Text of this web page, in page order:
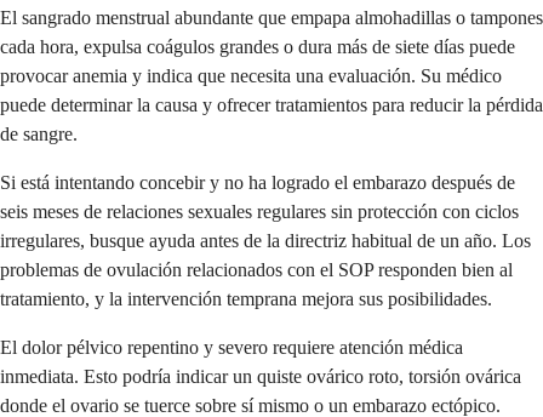
El sangrado menstrual abundante que empapa almohadillas o tampones
cada hora, expulsa coágulos grandes o dura más de siete días puede
provocar anemia y indica que necesita una evaluación. Su médico
puede determinar la causa y ofrecer tratamientos para reducir la pérdida
de sangre.
Si está intentando concebir y no ha logrado el embarazo después de
seis meses de relaciones sexuales regulares sin protección con ciclos
irregulares, busque ayuda antes de la directriz habitual de un año. Los
problemas de ovulación relacionados con el SOP responden bien al
tratamiento, y la intervención temprana mejora sus posibilidades.
El dolor pélvico repentino y severo requiere atención médica
inmediata. Esto podría indicar un quiste ovárico roto, torsión ovárica
donde el ovario se tuerce sobre sí mismo o un embarazo ectópico.